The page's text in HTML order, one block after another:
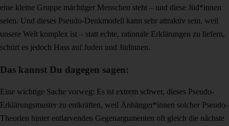
eine kleine Gruppe mächtiger Menschen steht – und diese Jüd*innen
seien. Und dieses Pseudo-Denkmodell kann sehr attraktiv sein, weil
unsere Welt komplex ist – statt echte, rationale Erklärungen zu liefern,
schürt es jedoch Hass auf Juden und Jüdinnen.
Das kannst Du dagegen sagen:
Eine wichtige Sache vorweg: Es ist extrem schwer, dieses Pseudo-
Erklärungsmuster zu entkräften, weil Änhänger*innen solcher Pseudo-
Theorien hinter entlarvenden Gegenargumenten oft gleich die nächste